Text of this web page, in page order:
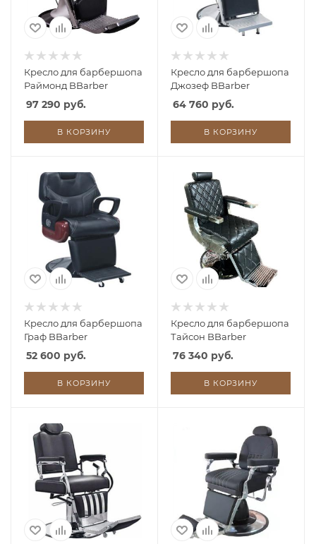
Кресло для барбершопа
Раймонд BBarber
97 290 руб.
В КОРЗИНУ
Кресло для барбершопа
Джозеф BBarber
64 760 руб.
В КОРЗИНУ
Кресло для барбершопа
Граф BBarber
52 600 руб.
В КОРЗИНУ
Кресло для барбершопа
Тайсон BBarber
76 340 руб.
В КОРЗИНУ